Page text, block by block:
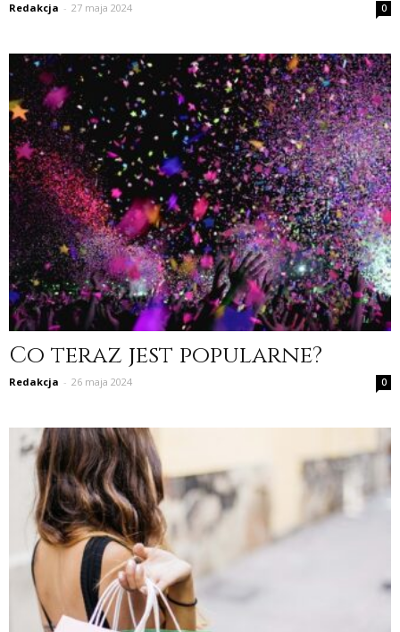
Redakcja - 27 maja 2024 0
Co teraz jest popularne?
Redakcja - 26 maja 2024 0